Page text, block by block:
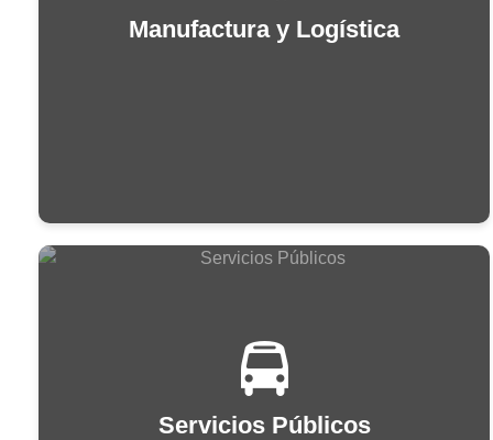
Manufactura y Logística
Servicios Públicos